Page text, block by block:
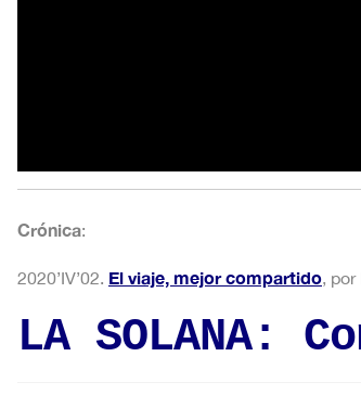
Crónica:
2020’IV’02. El viaje, mejor compartido,
LA SOLANA: